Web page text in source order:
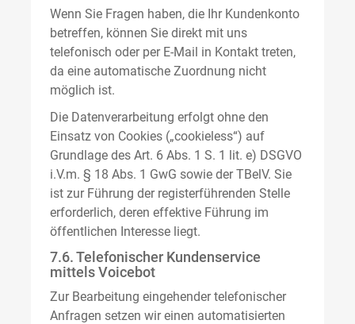
Wenn Sie Fragen haben, die Ihr Kundenkonto
betreffen, können Sie direkt mit uns
telefonisch oder per E-Mail in Kontakt treten,
da eine automatische Zuordnung nicht
möglich ist.
Die Datenverarbeitung erfolgt ohne den
Einsatz von Cookies („cookieless“) auf
Grundlage des Art. 6 Abs. 1 S. 1 lit. e) DSGVO
i.V.m. § 18 Abs. 1 GwG sowie der TBelV. Sie
ist zur Führung der registerführenden Stelle
erforderlich, deren effektive Führung im
öffentlichen Interesse liegt.
7.6. Telefonischer Kundenservice
mittels Voicebot
Zur Bearbeitung eingehender telefonischer
Anfragen setzen wir einen automatisierten